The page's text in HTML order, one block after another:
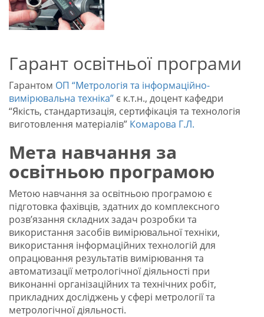
Гарант освітньої програми
Гарантом ОП “Метрологія та інформаційно-
вимірювальна техніка” є к.т.н., доцент кафедри
“Якість, стандартизація, сертифікація та технологія
виготовлення матеріалів” Комарова Г.Л.
Мета навчання за
освітньою програмою
Метою навчання за освітньою програмою є
підготовка фахівців, здатних до комплексного
розв’язання складних задач розробки та
використання засобів вимірювальної техніки,
використання інформаційних технологій для
опрацювання результатів вимірювання та
автоматизації метрологічної діяльності при
виконанні організаційних та технічних робіт,
прикладних досліджень у сфері метрології та
метрологічної діяльності.